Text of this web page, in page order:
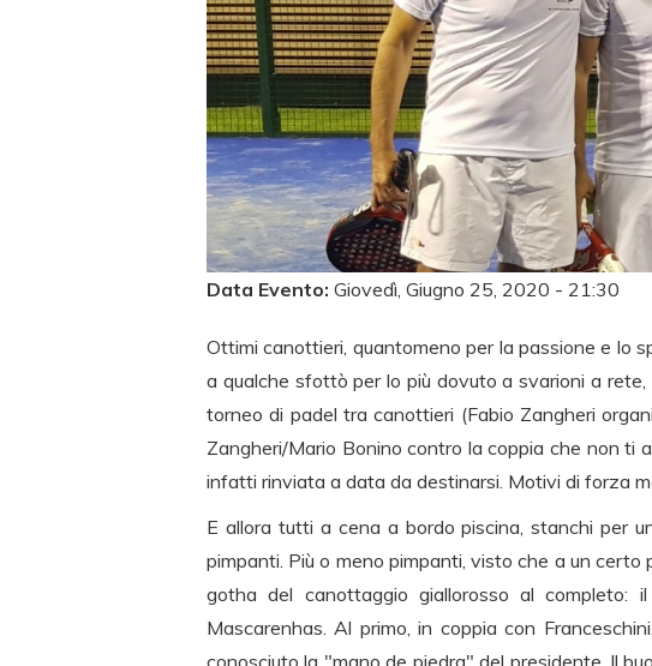
Data Evento: Giovedì, Giugno 25, 2020 - 21:30
Ottimi canottieri, quantomeno per la passione e lo
a qualche sfottò per lo più dovuto a svarioni a
torneo di padel tra canottieri (Fabio Zangheri
Zangheri/Mario Bonino contro la coppia che non ti
infatti rinviata a data da destinarsi. Motivi di forza
E allora tutti a cena a bordo piscina, stanchi per
pimpanti. Più o meno pimpanti, visto che a un
gotha del canottaggio giallorosso al completo:
Mascarenhas. Al primo, in coppia con